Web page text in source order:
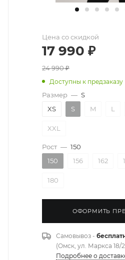
Цена со скидкой
17 990 ₽
24 990₽
Доступны к предзаказу
Размер — S
XS
S M L
XXL
Рост — 150
150
156 162
180
ОФОРМИТЬ
Самовывоз -
(Омск, ул. Маркса 18/
Подробнее о